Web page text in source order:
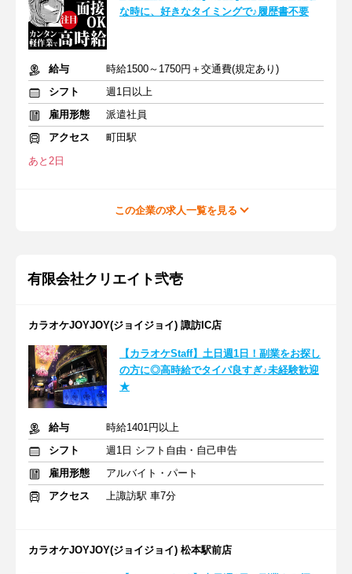
な時に、好きなタイミングで♪履歴書不要
給与
時給1500～1750円＋交通費(規定あり)
シフト
週1日以上
雇用形態
派遣社員
アクセス
町田駅
あと2日
この企業の求人一覧を見る
有限会社クリエイト弐壱
カラオケJOYJOY(ジョイジョイ) 諏訪IC店
【カラオケStaff】土日週1日！副業をお探し
の方に◎高時給でタイパ良すぎ♪未経験歓迎
★
給与
時給1401円以上
シフト
週1日 シフト自由・自己申告
雇用形態
アルバイト・パート
アクセス
上諏訪駅 車7分
カラオケJOYJOY(ジョイジョイ) 松本駅前店